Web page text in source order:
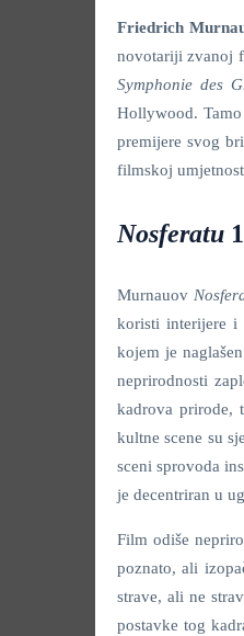
Friedrich
novotariji zvanoj
Symphonie des
Hollywood.
premijere svog
filmskoj
Nosferatu
Murnauov
koristi interijere i
kojem je
neprirodnosti
kadrova prirode,
kultne scene su
sceni sprovoda
je decentriran u
Film odiše
poznato, ali
strave, ali ne
postavke tog